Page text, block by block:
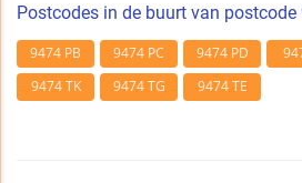
Postcodes in de buurt van postcode
9474 PB 9474 PC 9474 PD
9474 TK
9474 TG 9474 TE